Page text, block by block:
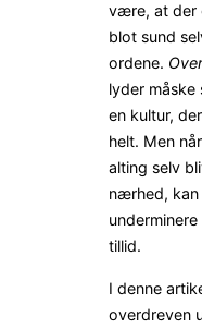
være, at der
blot sund
ordene.
lyder måske
en kultur,
helt. Men
alting selv
nærhed,
tillid.
I denne
overdreven